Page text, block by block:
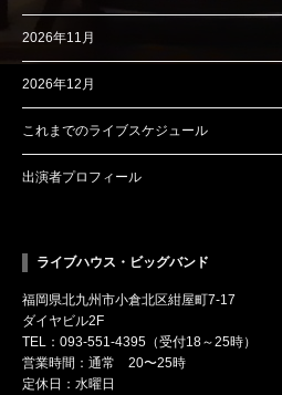
2026年11月
2026年12月
これまでのライブスケジュール
出演者プロフィール
ライブハウス・ビッグバンド
福岡県北九州市小倉北区紺屋町7-17
ダイヤビル2F
TEL：093-551-4395（受付18～25時）
営業時間：通常 20〜25時
定休日：水曜日